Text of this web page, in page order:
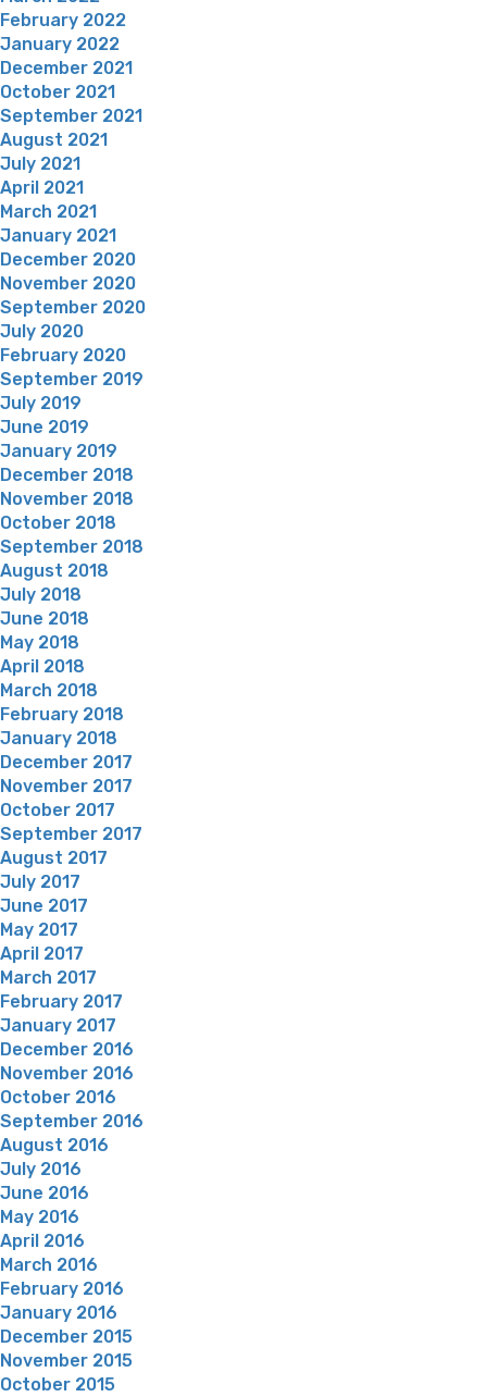
February 2022
January 2022
December 2021
October 2021
September 2021
August 2021
July 2021
April 2021
March 2021
January 2021
December 2020
November 2020
September 2020
July 2020
February 2020
September 2019
July 2019
June 2019
January 2019
December 2018
November 2018
October 2018
September 2018
August 2018
July 2018
June 2018
May 2018
April 2018
March 2018
February 2018
January 2018
December 2017
November 2017
October 2017
September 2017
August 2017
July 2017
June 2017
May 2017
April 2017
March 2017
February 2017
January 2017
December 2016
November 2016
October 2016
September 2016
August 2016
July 2016
June 2016
May 2016
April 2016
March 2016
February 2016
January 2016
December 2015
November 2015
October 2015